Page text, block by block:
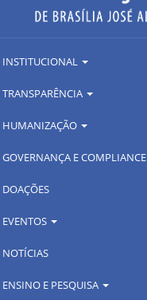
INSTITUCIONAL
TRANSPARÊNCIA
HUMANIZAÇÃO
GOVERNANÇA E COMPLIANCE
DOAÇÕES
EVENTOS
NOTÍCIAS
ENSINO E PESQUISA